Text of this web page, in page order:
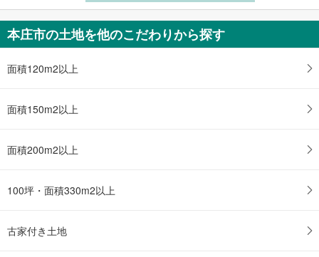
本庄市の土地を他のこだわりから探す
面積120m2以上
面積150m2以上
面積200m2以上
100坪・面積330m2以上
古家付き土地